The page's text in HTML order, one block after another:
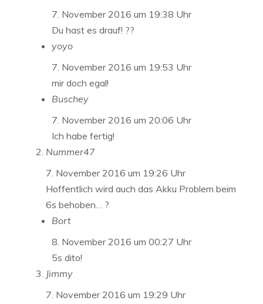
7. November 2016 um 19:38 Uhr
Du hast es drauf! ??
yoyo
7. November 2016 um 19:53 Uhr
mir doch egal!
Buschey
7. November 2016 um 20:06 Uhr
Ich habe fertig!
Nummer47
7. November 2016 um 19:26 Uhr
Hoffentlich wird auch das Akku Problem beim
6s behoben… ?
Bort
8. November 2016 um 00:27 Uhr
5s dito!
Jimmy
7. November 2016 um 19:29 Uhr